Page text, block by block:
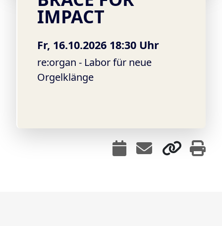
IMPACT
Fr, 16.10.2026 18:30 Uhr
re:organ - Labor für neue
Orgelklänge